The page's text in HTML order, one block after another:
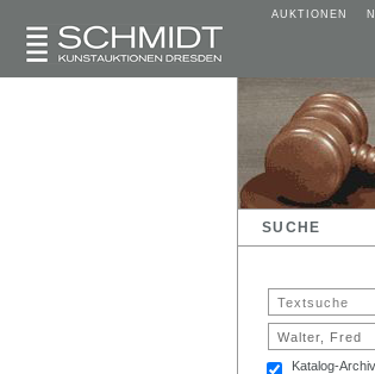
AUKTIONEN
SUCHE
Katalog-Archiv